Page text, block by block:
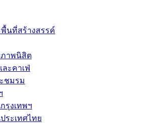
นที่สร้างสรรค์
าพนิสิต
ะคาเฟ่
ชมรม
รุงเทพฯ
ระเทศไทย